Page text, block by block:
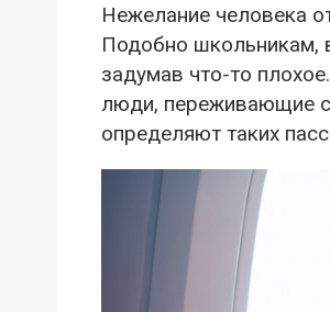
Нежелание человека
Подобно школьникам,
задумав что-то
люди, переживающие
определяют таких